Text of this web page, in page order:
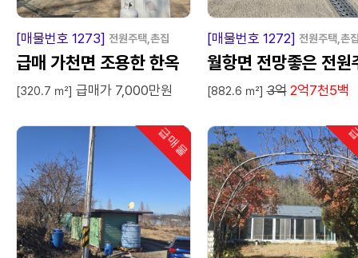
급 매 물
[매물번호 1273] 전원주택,촌집
급매 가천면 조용한 한옥
[320.7 ㎡] 급매가 7,000만원
급 매
[매물번호 1272] 전원주택,촌
월항면 전망좋은 전원
택
[882.6 ㎡] 3억 2억7천5백
급매물
인기